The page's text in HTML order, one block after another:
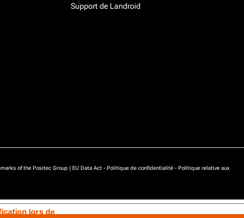
Support de Landroid
of the Positec Group | EU Data Act - Politique de confidentialité - Politique relative aux
lors de
Vos choix en matière de confidentialité